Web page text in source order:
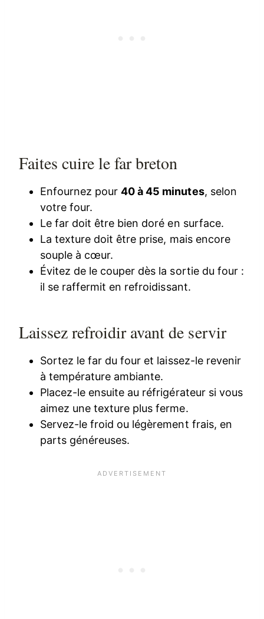
Faites cuire le far breton
Enfournez pour40 à 45 minutes, selon
votre four.
Le far doit être bien doré en surface.
La texture doit être prise, mais encore
souple à cœur.
Évitez de le couper dès la sortie du four :
il se raffermit en refroidissant.
Laissez refroidir avant de servir
Sortez le far du four et laissez-le revenir
à température ambiante.
Placez-le ensuite au réfrigérateur si vous
aimez une texture plus ferme.
Servez-le froid ou légèrement frais, en
parts généreuses.